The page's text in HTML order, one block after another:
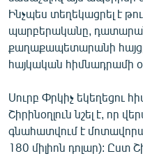
ՀԵՏԵՎԵՔ ՄԵԶ
«Ազատության» բոլոր
Ինչպես տեղեկացրել է
պարբերականը,
քաղաքապետարանի
հայկական հիմնադրամի
Սուրբ Փրկիչ եկեղեցու
Շիրինօղլուն նշել է, որ
գնահատվում է
180 միլիոն դոլար): Ըստ